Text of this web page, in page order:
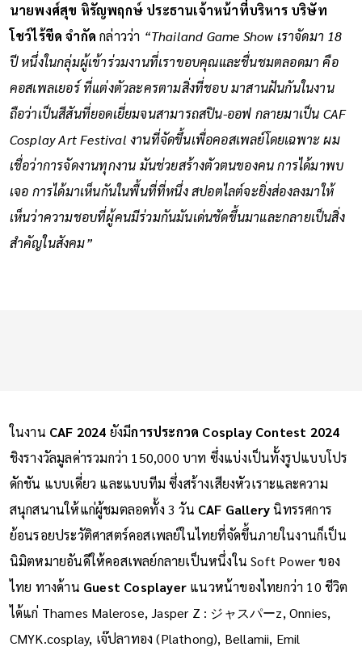
นายพงศ์สุข หิรัญพฤกษ์ ประธานเจ้าหน้าที่บริหาร บริษัท
โชว์ไร้ขีด จำกัด กล่าวว่า “Thailand Game Show เราจัดมา 18
ปี หนึ่งในกลุ่มผู้เข้าร่วมงานที่เราขอบคุณและชื่นชมตลอดมา คือ
คอสเพลเยอร์ ที่แต่งตัวละครตามสิ่งที่ชอบ มาสานฝันกันในงาน
ถือว่าเป็นสีสันที่ยอดเยี่ยมจนสามารถสปิน-ออฟ กลายมาเป็น CAF
Cosplay Art Festival งานที่จัดขึ้นเพื่อคอสเพลย์โดยเฉพาะ ผม
เชื่อว่าการจัดงานทุกงาน มันช่วยสร้างตัวตนของคน การได้มาพบ
เจอ การได้มาเห็นกันในพื้นที่ที่หนึ่ง สปอตไลต์จะยิ่งส่องลงมาให้
เห็นว่าความชอบที่ผู้คนมีร่วมกันมันเด่นชัดขึ้นมาและกลายเป็นสิ่ง
สำคัญในสังคม”
ในงาน CAF 2024 ยังมีการประกวด Cosplay Contest 2024
ชิงรางวัลมูลค่ารวมกว่า 150,000 บาท ซึ่งแบ่งเป็นทั้งรูปแบบโปร
ดักชัน แบบเดี่ยว และแบบทีม ซึ่งสร้างเสียงหัวเราะและความ
สนุกสนานให้แก่ผู้ชมตลอดทั้ง 3 วัน CAF Galleryนิทรรศการ
ย้อนรอยประวัติศาสตร์คอสเพลย์ในไทยที่จัดขึ้นภายในงานก็เป็น
นิมิตหมายอันดีให้คอสเพลย์กลายเป็นหนึ่งใน Soft Power ของ
ไทย ทางด้าน Guest Cosplayer แนวหน้าของไทยกว่า 10 ชีวิต
ได้แก่ Thames Malerose, Jasper Z : ジャスパーz, Onnies,
CMYK.cosplay, เจ๊ปลาทอง (Plathong), Bellamii, Emil